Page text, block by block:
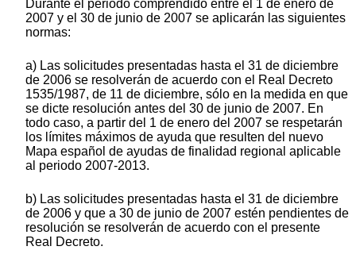
Durante el periodo comprendido entre el 1 de enero de
2007 y el 30 de junio de 2007 se aplicarán las siguientes
normas:
a) Las solicitudes presentadas hasta el 31 de diciembre
de 2006 se resolverán de acuerdo con el Real Decreto
1535/1987, de 11 de diciembre, sólo en la medida en que
se dicte resolución antes del 30 de junio de 2007. En
todo caso, a partir del 1 de enero del 2007 se respetarán
los límites máximos de ayuda que resulten del nuevo
Mapa español de ayudas de finalidad regional aplicable
al periodo 2007-2013.
b) Las solicitudes presentadas hasta el 31 de diciembre
de 2006 y que a 30 de junio de 2007 estén pendientes de
resolución se resolverán de acuerdo con el presente
Real Decreto.